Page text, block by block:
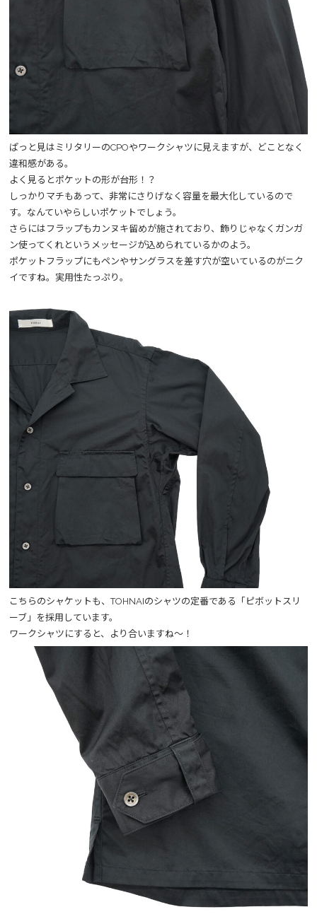
ぱっと見はミリタリーのCPOやワークシャツに見えますが、どことなく
違和感がある。
よく見るとポケットの形が台形！？
しっかりマチもあって、非常にさりげなく容量を最大化しているので
す。なんていやらしいポケットでしょう。
さらにはフラップもカンヌキ留めが施されており、飾りじゃなくガンガ
ン使ってくれというメッセージが込められているかのよう。
ポケットフラップにもペンやサングラスを差す穴が空いているのがニク
イですね。実用性たっぷり。
こちらのシャケットも、TOHNAIのシャツの定番である「ピボットスリ
ーブ」を採用しています。
ワークシャツにすると、より合いますね～！